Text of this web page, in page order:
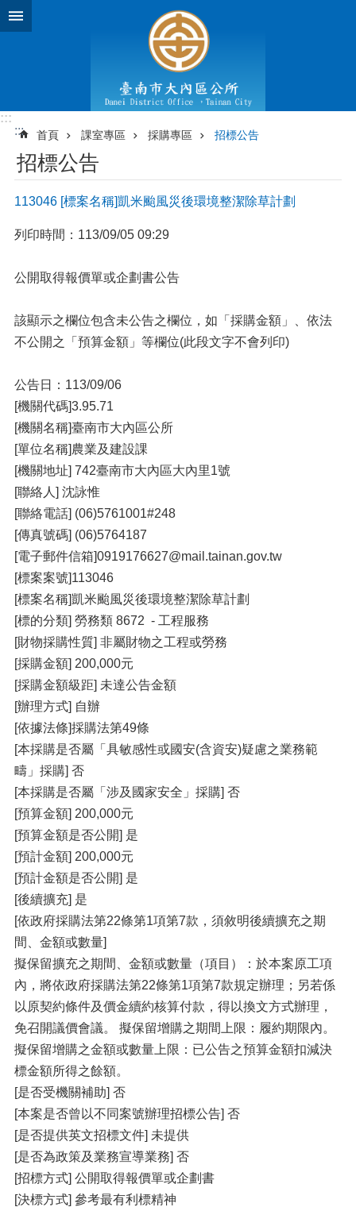
跳到主要內容區塊
:::
:::
首頁 課室專區 採購專區 招標公告
招標公告
113046 [標案名稱]凱米颱風災後環境整潔除草計劃
列印時間：113/09/05 09:29
公開取得報價單或企劃書公告
該顯示之欄位包含未公告之欄位，如「採購金額」、依法
不公開之「預算金額」等欄位(此段文字不會列印)
公告日：113/09/06
[機關代碼]3.95.71
[機關名稱]臺南市大內區公所
[單位名稱]農業及建設課
[機關地址] 742臺南市大內區大內里1號
[聯絡人] 沈詠惟
[聯絡電話] (06)5761001#248
[傳真號碼] (06)5764187
[電子郵件信箱]0919176627@mail.tainan.gov.tw
[標案案號]113046
[標案名稱]凱米颱風災後環境整潔除草計劃
[標的分類] 勞務類 8672 - 工程服務
[財物採購性質] 非屬財物之工程或勞務
[採購金額] 200,000元
[採購金額級距] 未達公告金額
[辦理方式] 自辦
[依據法條]採購法第49條
[本採購是否屬「具敏感性或國安(含資安)疑慮之業務範
疇」採購] 否
[本採購是否屬「涉及國家安全」採購] 否
[預算金額] 200,000元
[預算金額是否公開] 是
[預計金額] 200,000元
[預計金額是否公開] 是
[後續擴充] 是
[依政府採購法第22條第1項第7款，須敘明後續擴充之期
間、金額或數量]
擬保留擴充之期間、金額或數量（項目）：於本案原工項
內，將依政府採購法第22條第1項第7款規定辦理；另若係
以原契約條件及價金續約核算付款，得以換文方式辦理，
免召開議價會議。 擬保留增購之期間上限：履約期限內。
擬保留增購之金額或數量上限：已公告之預算金額扣減決
標金額所得之餘額。
[是否受機關補助] 否
[本案是否曾以不同案號辦理招標公告] 否
[是否提供英文招標文件] 未提供
[是否為政策及業務宣導業務] 否
[招標方式] 公開取得報價單或企劃書
[決標方式] 參考最有利標精神